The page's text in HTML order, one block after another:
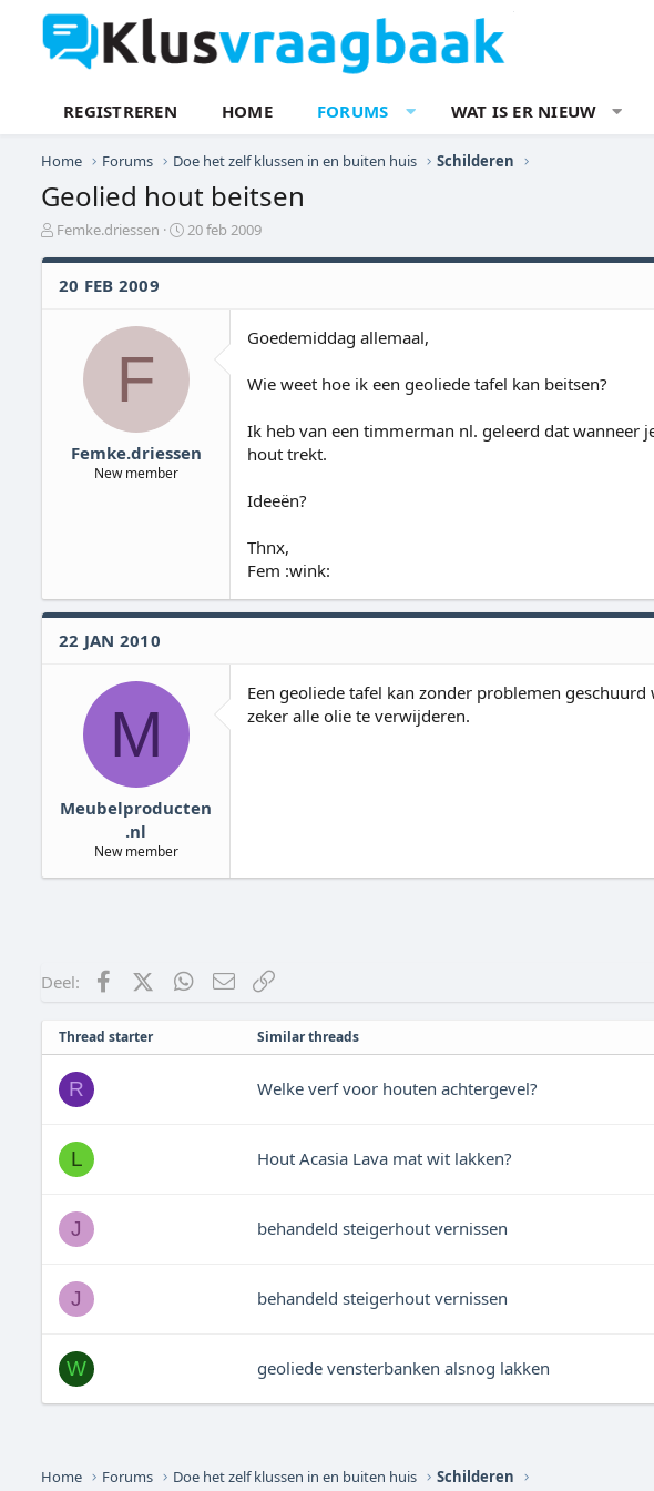
REGISTREREN HOME FORUMS WAT IS ER NIEUW
Home Forums Doe het zelf klussen in en buiten huis Schilderen
Geolied hout beitsen
O
d
e
Femke.driessen
S
a
t
u
20 feb 2009
20 FEB 2009
F
Femke.driessen
New member
Goedemiddag allemaal,
Wie weet hoe ik een geoliede tafel kan beitsen?
Ik heb van een timmerman nl. geleerd dat
hout trekt.
Ideeën?
Thnx,
Fem :wink:
22 JAN 2010
M
Meubelproducten
.nl
New member
Een geoliede tafel kan zonder problemen
zeker alle olie te verwijderen.
Deel: FacebookX (Twitter)WhatsApp
E-mail
Thread starter Similar threads
R Welke verf voor houten achtergevel?
L Hout Acasia Lava mat wit lakken?
J behandeld steigerhout vernissen
J behandeld steigerhout vernissen
W geoliede vensterbanken alsnog lakken
Home Forums Doe het zelf klussen in en buiten huis Schilderen